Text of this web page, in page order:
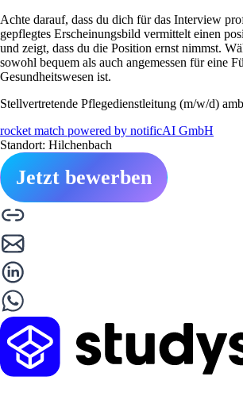
Achte darauf, dass du dich für das Interview
gepflegtes Erscheinungsbild vermittelt einen
und zeigt, dass du die Position ernst nimmst.
sowohl bequem als auch angemessen für eine
Gesundheitswesen ist.
Stellvertretende Pflegedienstleitung (m/w/d)
rocket match powered by notificAI GmbH
Standort: Hilchenbach
Jetzt bewerben